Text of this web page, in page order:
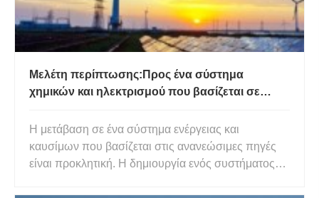
Μελέτη περίπτωσης:Προς ένα σύστημα
χημικών και ηλεκτρισμού που βασίζεται σε
Η μετάβαση σε ένα σύστημα ενέργειας και
καυσίμων που βασίζεται στις ανανεώσιμες πηγές
είναι προκλητική. Η δημιουργία ενός συστήματος